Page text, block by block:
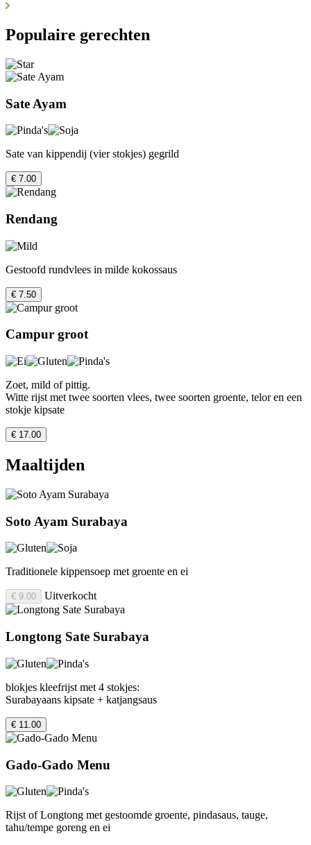
Populaire gerechten
Sate Ayam
Sate van kippendij (vier stokjes) gegrild
€ 7.00
Rendang
Gestoofd rundvlees in milde kokossaus
€ 7.50
Campur groot
Zoet, mild of pittig.
Witte rijst met twee soorten vlees, twee soorten groente, telor en een
stokje kipsate
€ 17.00
Maaltijden
Soto Ayam Surabaya
Traditionele kippensoep met groente en ei
€ 9.00 Uitverkocht
Longtong Sate Surabaya
blokjes kleefrijst met 4 stokjes:
Surabayaans kipsate + katjangsaus
€ 11.00
Gado-Gado Menu
Rijst of Longtong met gestoomde groente, pindasaus, tauge,
tahu/tempe goreng en ei